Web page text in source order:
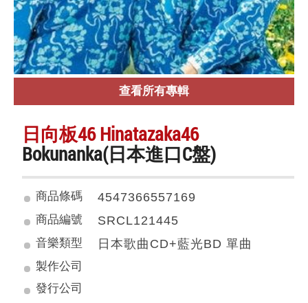
查看所有專輯
日向板46 Hinatazaka46
Bokunanka(日本進口C盤)
商品條碼 4547366557169
商品編號 SRCL121445
音樂類型 日本歌曲CD+藍光BD 單曲
製作公司
發行公司